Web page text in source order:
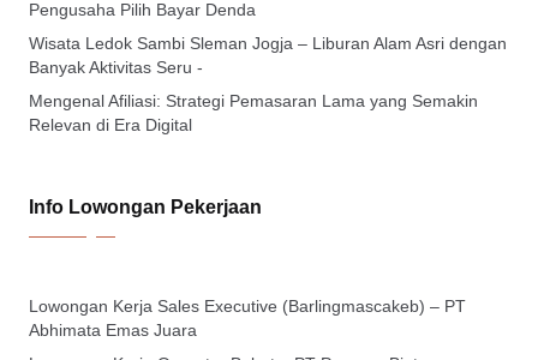
Pengusaha Pilih Bayar Denda
Wisata Ledok Sambi Sleman Jogja – Liburan Alam Asri dengan
Banyak Aktivitas Seru -
Mengenal Afiliasi: Strategi Pemasaran Lama yang Semakin
Relevan di Era Digital
Info Lowongan Pekerjaan
Lowongan Kerja Sales Executive (Barlingmascakeb) – PT
Abhimata Emas Juara